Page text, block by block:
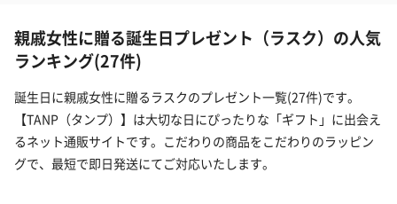
親戚女性に贈る誕生日プレゼント（ラスク）の人気
ランキング(27件)
誕生日に親戚女性に贈るラスクのプレゼント一覧(27件)です。
【TANP（タンプ）】は大切な日にぴったりな「ギフト」に出会え
るネット通販サイトです。こだわりの商品をこだわりのラッピン
グで、最短で即日発送にてご対応いたします。